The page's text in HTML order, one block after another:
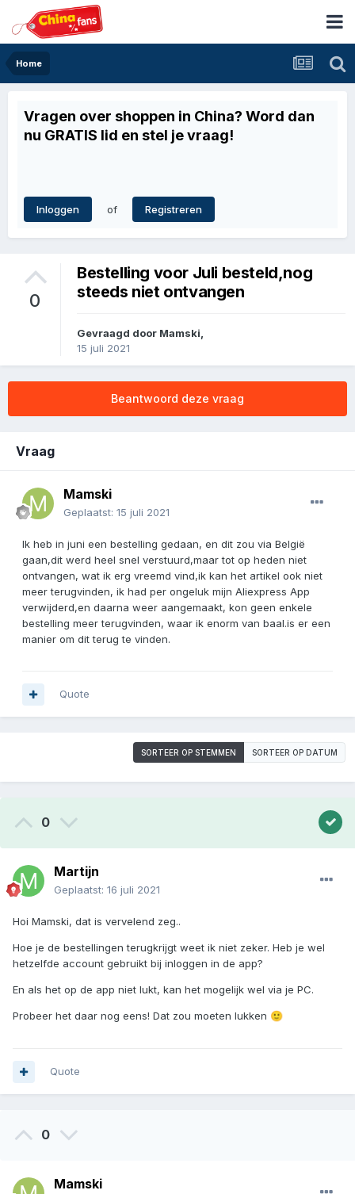
Home
Vragen over shoppen in China? Word dan
nu GRATIS lid en stel je vraag!
Inloggen of Registreren
0
Bestelling voor Juli besteld,nog
steeds niet ontvangen
Gevraagd door Mamski,
15 juli 2021
Beantwoord deze vraag
Vraag
Mamski
Geplaatst: 15 juli 2021
Ik heb in juni een bestelling gedaan, en dit zou via België
gaan,dit werd heel snel verstuurd,maar tot op heden niet
ontvangen, wat ik erg vreemd vind,ik kan het artikel ook niet
meer terugvinden, ik had per ongeluk mijn Aliexpress App
verwijderd,en daarna weer aangemaakt, kon geen enkele
bestelling meer terugvinden, waar ik enorm van baal.is er een
manier om dit terug te vinden.
Quote
SORTEER OP STEMMEN SORTEER OP DATUM
0
Martijn
Geplaatst: 16 juli 2021
Hoi Mamski, dat is vervelend zeg..
Hoe je de bestellingen terugkrijgt weet ik niet zeker. Heb je wel
hetzelfde account gebruikt bij inloggen in de app?
En als het op de app niet lukt, kan het mogelijk wel via je PC.
Probeer het daar nog eens! Dat zou moeten lukken 🙂
Quote
0
Mamski